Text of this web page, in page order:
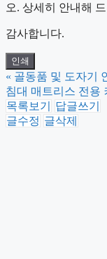
오. 상세히 안내해
감사합니다.
인쇄
« 골동품 및 도자기
침대 매트리스 전용
목록보기
답글쓰기
글수정 글삭제